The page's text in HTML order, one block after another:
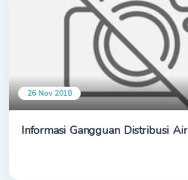
26 Nov 2018
Informasi Gangguan Distribusi Air